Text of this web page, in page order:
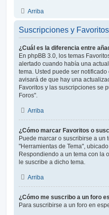
Arriba
Suscripciones y Favoritos
¿Cuál es la diferencia entre
En phpBB 3.0, los temas
alertado cuando había una
tema. Usted puede ser
avisará de que hay una
Favoritos y las suscripciones se
Foros".
Arriba
¿Cómo marcar Favoritos o
Puede marcar o suscribirse a
"Herramientas de Tema",
Respondiendo a un tema con la
le suscribe a dicho tema.
Arriba
¿Cómo me suscribo a un foro
Para suscribirse a un foro en